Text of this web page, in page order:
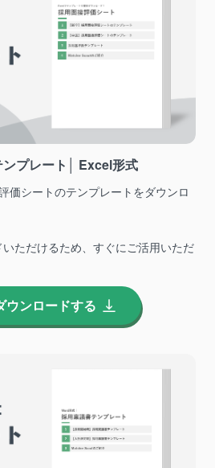
プレート│ Excel形式
価シートのテンプレートをダウンロ
ただけるため、すぐにご活用いただ
ウンロードする